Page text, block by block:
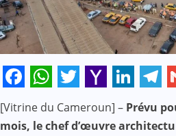
Facebook
WhatsApp
Twitter
Yahoo
Mail
[Vitrine du Cameroun] – Prévu
mois, le chef d’œuvre